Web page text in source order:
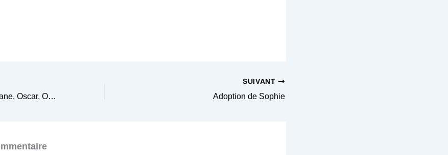
Adoption de Olly, Oriane, Oscar, Océane et Ouki
SUIVANT
Adoption de Sophie